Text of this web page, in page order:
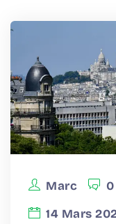
Marc
14 Mars